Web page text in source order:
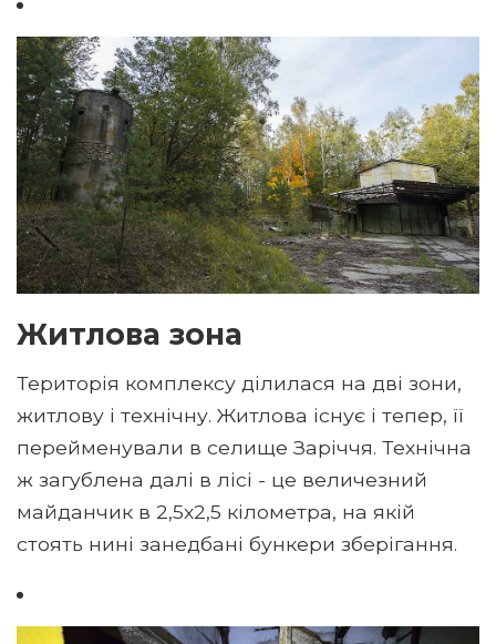
Житлова зона
Територія комплексу ділилася на дві зони,
житлову і технічну. Житлова існує і тепер, її
перейменували в селище Заріччя. Технічна
ж загублена далі в лісі - це величезний
майданчик в 2,5х2,5 кілометра, на якій
стоять нині занедбані бункери зберігання.